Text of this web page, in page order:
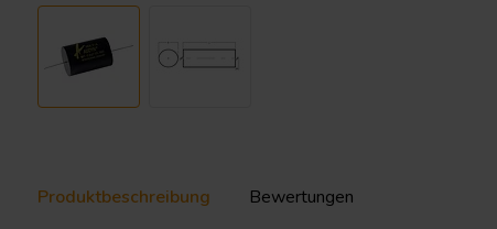
Produktbeschreibung Bewertungen